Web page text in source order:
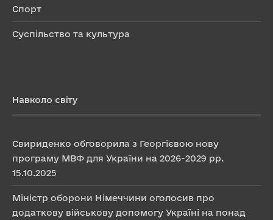
Спорт
Суспільство та культура
Навколо світу
Свириденко обговорила з Георгієвою нову
програму МВФ для України на 2026-2029 рр.
15.10.2025
Міністр оборони Німеччини оголосив про
додаткову військову допомогу Україні на понад